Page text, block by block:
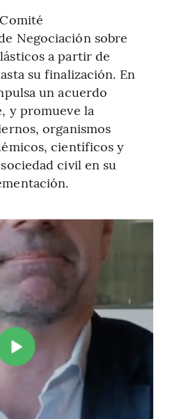
Negociación sobre
a partir de
su finalización. En
un acuerdo
y promueve la
organismos
científicos y
civil en su